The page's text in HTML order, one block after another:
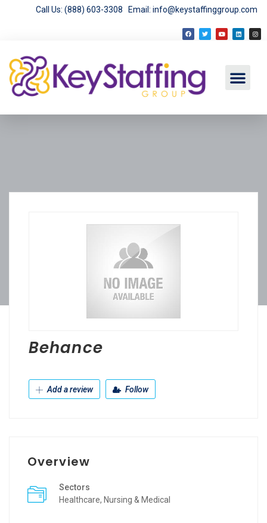
Call Us: (888) 603-3308 Email: info@keystaffinggroup.com
Behance
Add a review Follow
Overview
Sectors
Healthcare, Nursing & Medical